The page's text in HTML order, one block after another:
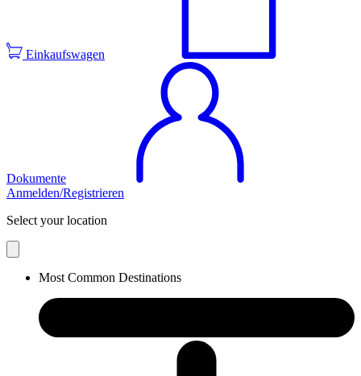
Einkaufswagen
Dokumente
Anmelden/Registrieren
Select your location
Most Common Destinations